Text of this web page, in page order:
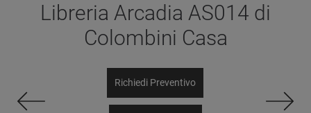
Libreria Arcadia AS014 di
Colombini Casa
Richiedi Preventivo